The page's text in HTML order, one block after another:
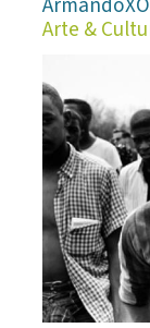
Arte &